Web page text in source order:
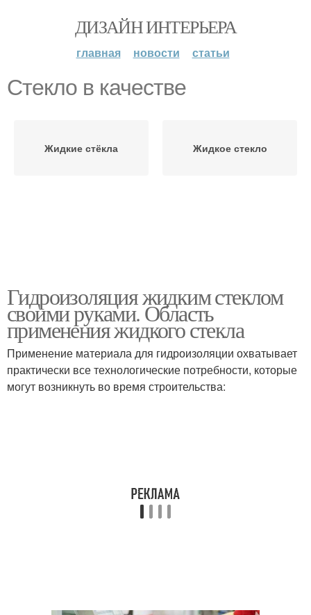
ДИЗАЙН ИНТЕРЬЕРА
главная новости статьи
Стекло в качестве
Жидкие стёкла Жидкое стекло
Гидроизоляция жидким стеклом
своими руками. Область
применения жидкого стекла
Применение материала для гидроизоляции охватывает
практически все технологические потребности, которые
могут возникнуть во время строительства: